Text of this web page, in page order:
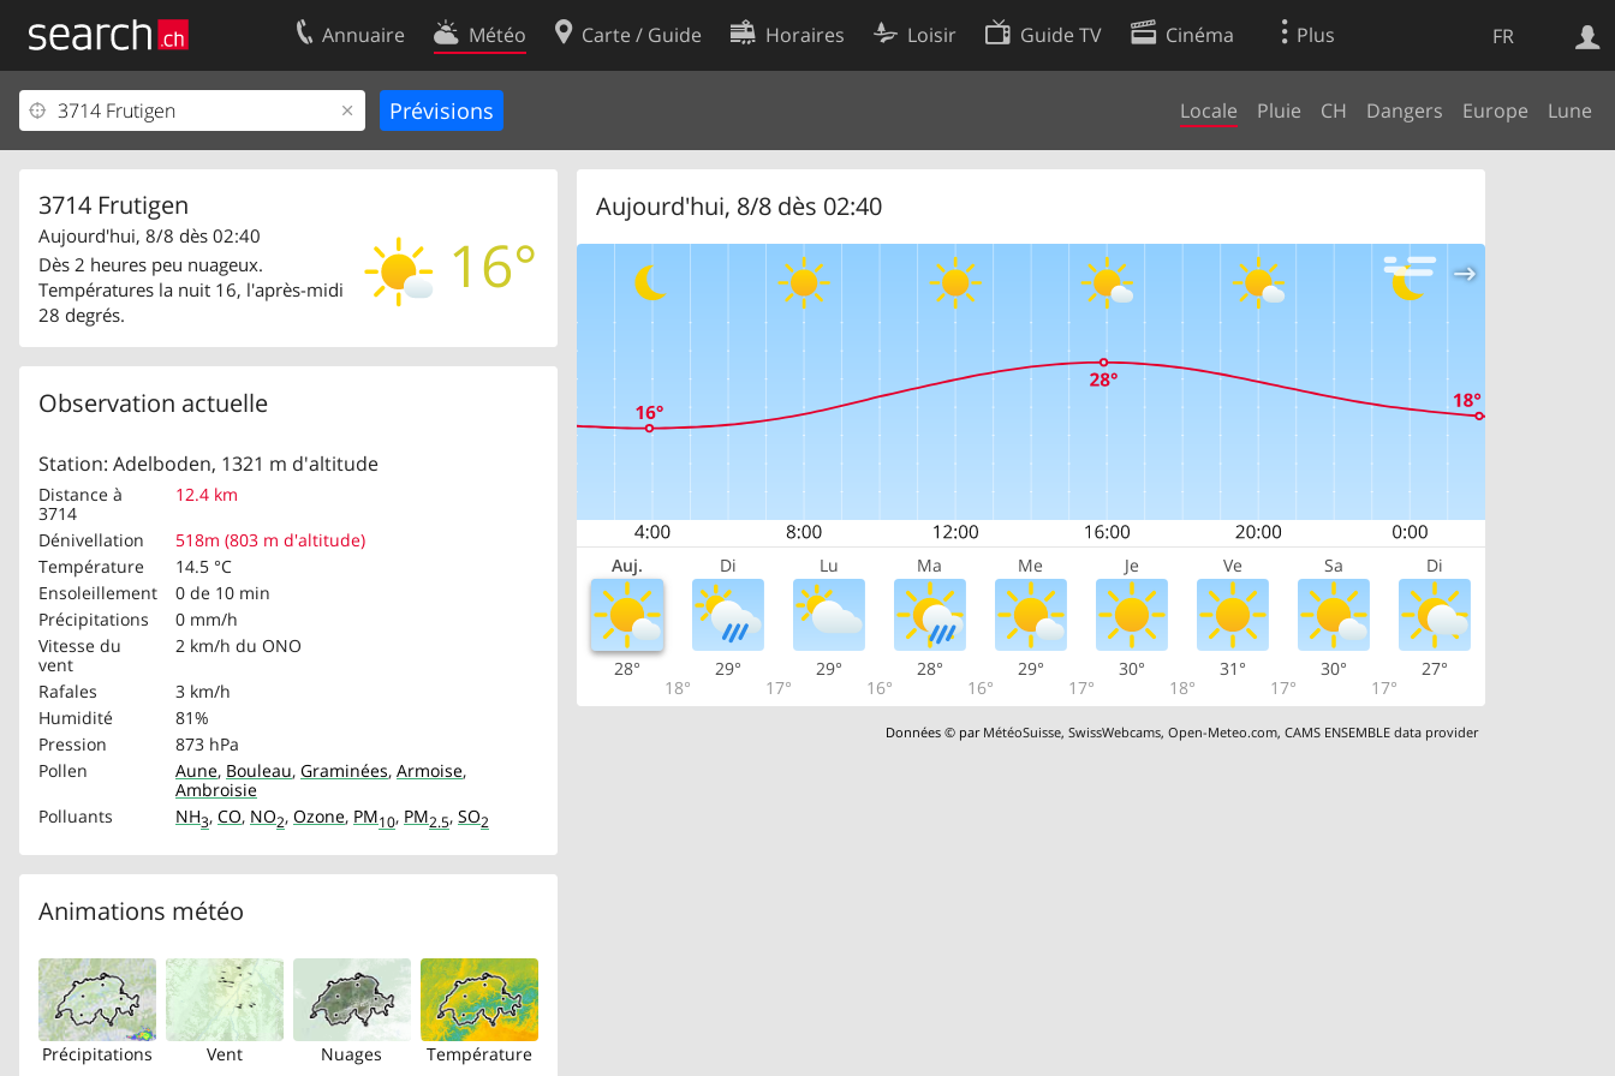
FR
Annuaire Météo Carte / Guide Horaires Loisir Guide TV Cinéma Plus
Locale Pluie CH Dangers Europe Lune
3714 Frutigen
16°
Aujourd'hui, 8/8 dès 02:40
Dès 2 heures peu nuageux.
Températures la nuit 16, l'après-midi
28 degrés.
Observation actuelle
Station: Adelboden, 1321 m d'altitude
Distance à
3714
12.4 km
Dénivellation
518m (803 m d'altitude)
Température
14.5 °C
Ensoleillement
0 de 10 min
Précipitations
0 mm/h
Vitesse du
vent
2 km/h du ONO
Rafales
3 km/h
Humidité
81%
Pression
873 hPa
Pollen
Aune, Bouleau, Graminées, Armoise,
Ambroisie
Polluants
NH3, CO, NO2, Ozone, PM10, PM2.5, SO2
Animations météo
Précipitations Vent Nuages Température
Aujourd'hui, 8/8 dès 02:40
Auj. Di Lu Ma Me Je Ve Sa Di
28°
18°
29°
17°
29°
16°
28°
16°
29°
17°
30°
18°
31°
17°
30°
17°
27°
Données © par MétéoSuisse,SwissWebcams,Open-Meteo.com,CAMS ENSEMBLE data provider
Web
Votre inscription
Centre clients
Contact
Conditions d’utilisation
Préférences de cookies